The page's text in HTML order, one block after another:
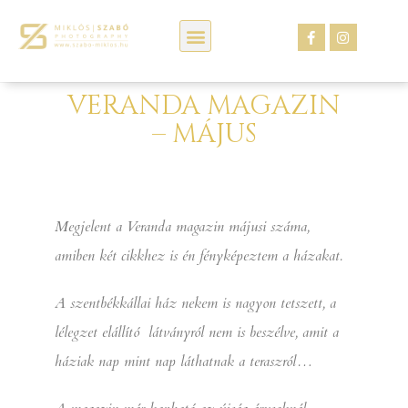
VERANDA MAGAZIN
– MÁJUS
Megjelent a Veranda magazin májusi száma,
amiben két cikkhez is én fényképeztem a házakat.
A szentbékkállai ház nekem is nagyon tetszett, a
lélegzet elállító látványról nem is beszélve, amit a
háziak nap mint nap láthatnak a teraszról…